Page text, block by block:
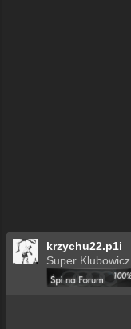
krzychu22.p1i
Super Klubowicz